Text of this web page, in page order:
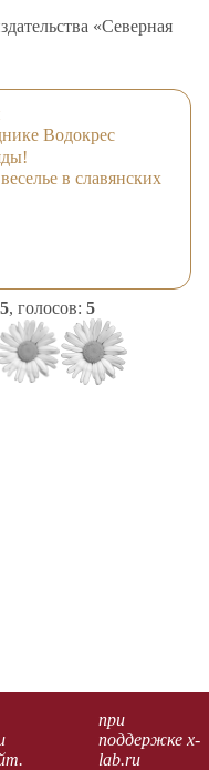
«Северная
Водокрес
в славянских
5, голосов: 5
при
поддержке x-
lab.ru